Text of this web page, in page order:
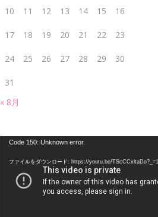
10 11 12 13 14 15 16
17 18 19 20 21 22 23
24 25 26 27 28 29 30
31
« 8月
Code 150: Unknown error.
ファイルをダウンロード: https://youtu.be/TScCCxltaDo?_=1